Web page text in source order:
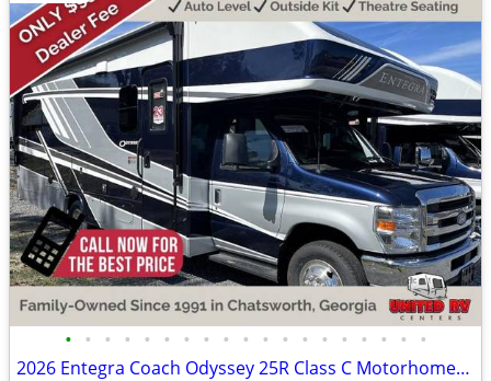
• • • • • • • • • • • • • • • • • • •
2026 Entegra Coach Odyssey 25R Class C Motorhome- Low Profile- Loaded